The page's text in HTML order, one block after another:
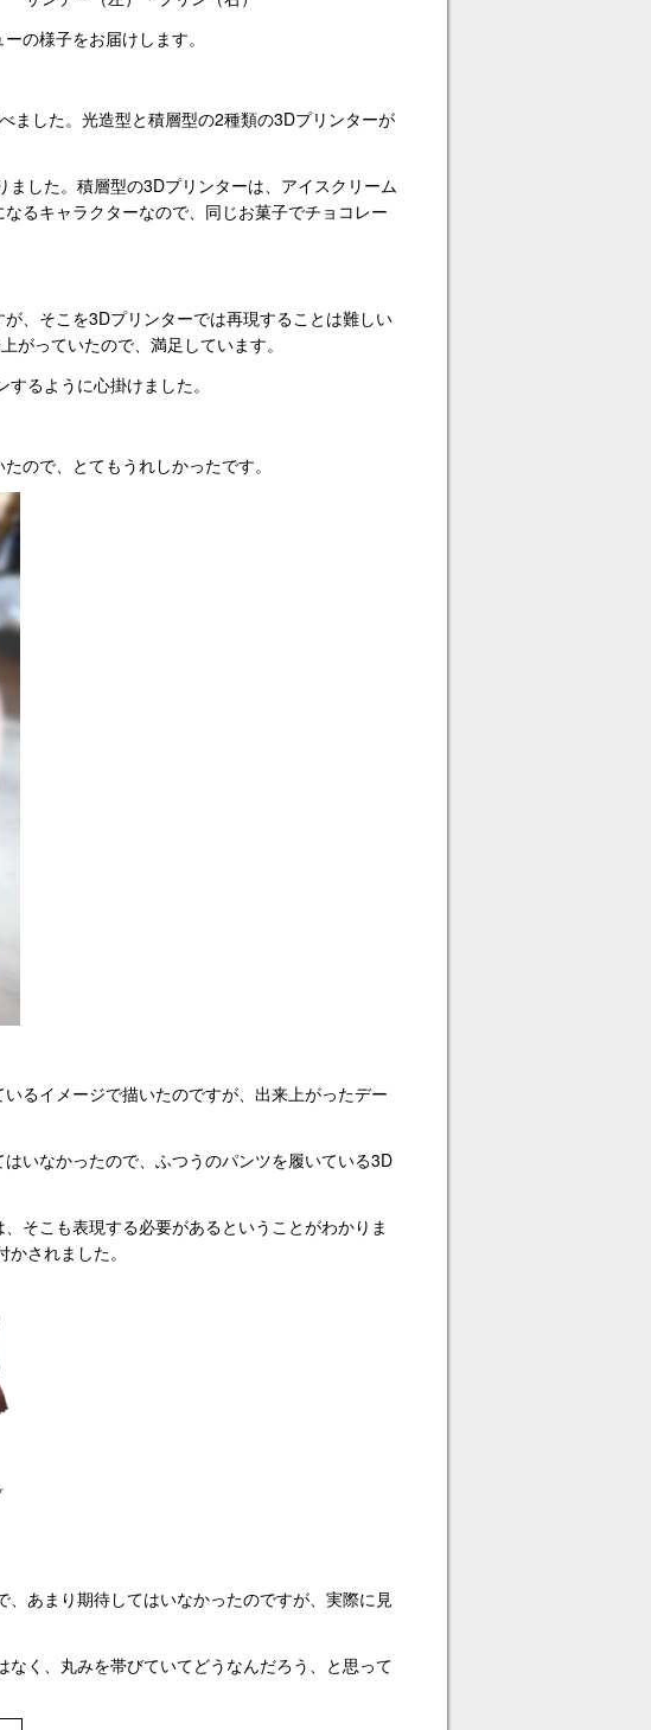
の様子をお届けします。
ました。光造型と積層型の2種類の3Dプリンターが
した。積層型の3Dプリンターは、アイスクリーム
るキャラクターなので、同じお菓子でチョコレー
、そこを3Dプリンターでは再現することは難しい
がっていたので、満足しています。
るように心掛けました。
ので、とてもうれしかったです。
るイメージで描いたのですが、出来上がったデー
いなかったので、ふつうのパンツを履いている3D
そこも表現する必要があるということがわかりま
されました。
あまり期待してはいなかったのですが、実際に見
く、丸みを帯びていてどうなんだろう、と思って